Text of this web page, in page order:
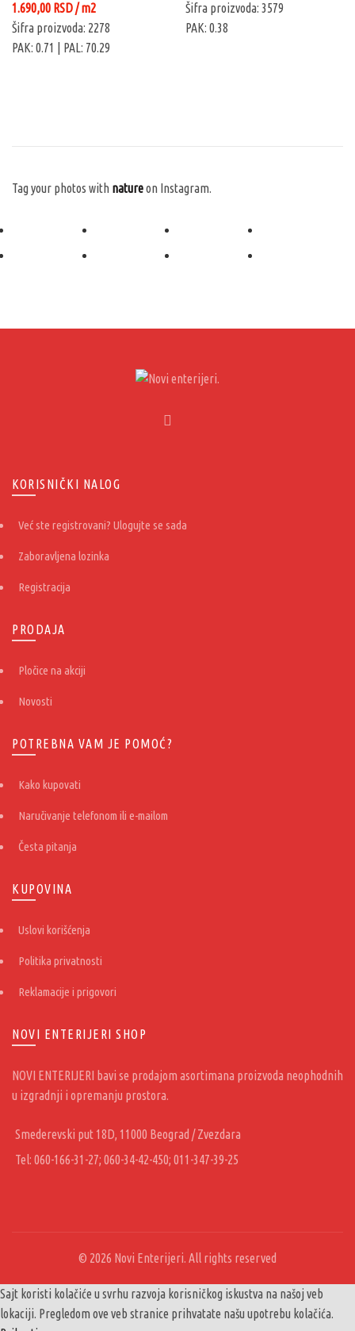
1.690,00 RSD/ m2
Šifra proizvoda: 2278
PAK: 0.71
| PAL: 70.29
Šifra proizvoda: 3579
PAK: 0.38
Tag your photos with natureon Instagram.
KORISNIČKI NALOG
Već ste registrovani? Ulogujte se sada
Zaboravljena lozinka
Registracija
PRODAJA
Pločice na akciji
Novosti
POTREBNA VAM JE POMOĆ?
Kako kupovati
Naručivanje telefonom ili e-mailom
Česta pitanja
KUPOVINA
Uslovi korišćenja
Politika privatnosti
Reklamacije i prigovori
NOVI ENTERIJERI SHOP
NOVI ENTERIJERI bavi se prodajom asortimana proizvoda neophodnih
u izgradnji i opremanju prostora.
Smederevski put 18D, 11000 Beograd / Zvezdara
Tel: 060-166-31-27; 060-34-42-450; 011-347-39-25
© 2026 Novi Enterijeri. All rights reserved
Sajt koristi kolačiće u svrhu razvoja korisničkog iskustva na našoj veb
lokaciji. Pregledom ove veb stranice prihvatate našu upotrebu kolačića.